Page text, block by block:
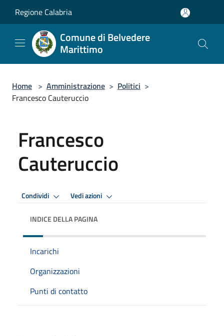
Regione Calabria
Comune di Belvedere
Marittimo
Home > Amministrazione > Politici >
Francesco Cauteruccio
Francesco
Cauteruccio
Condividi Vedi azioni
INDICE DELLA PAGINA
Incarichi
Organizzazioni
Punti di contatto